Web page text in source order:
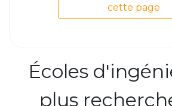
cette page
Écoles
plus